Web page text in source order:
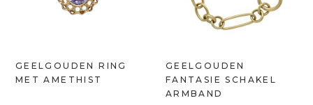
GEELGOUDEN RING
MET AMETHIST
GEELGOUDEN
FANTASIE SCHAKEL
ARMBAND